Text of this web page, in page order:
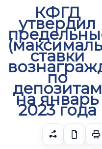
КФГД
утвердил
ставки
по
депозитам
на январь
2023 года